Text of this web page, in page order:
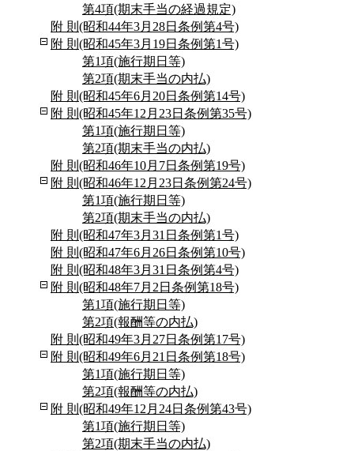
第4項(期末手当の経過規定)
附 則(昭和44年3月28日条例第4号)
附 則(昭和45年3月19日条例第1号)
第1項(施行期日等)
第2項(期末手当の内払)
附 則(昭和45年6月20日条例第14号)
附 則(昭和45年12月23日条例第35号)
第1項(施行期日等)
第2項(期末手当の内払)
附 則(昭和46年10月7日条例第19号)
附 則(昭和46年12月23日条例第24号)
第1項(施行期日等)
第2項(期末手当の内払)
附 則(昭和47年3月31日条例第1号)
附 則(昭和47年6月26日条例第10号)
附 則(昭和48年3月31日条例第4号)
附 則(昭和48年7月2日条例第18号)
第1項(施行期日等)
第2項(報酬等の内払)
附 則(昭和49年3月27日条例第17号)
附 則(昭和49年6月21日条例第18号)
第1項(施行期日等)
第2項(報酬等の内払)
附 則(昭和49年12月24日条例第43号)
第1項(施行期日等)
第2項(期末手当の内払)